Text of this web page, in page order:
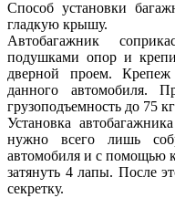
Способ установки
гладкую крышу.
Автобагажник
подушками опор и
дверной проем.
данного автомобиля.
грузоподъемность до 75
Установка
нужно всего лишь
автомобиля и с помощью
затянуть 4 лапы. После
секретку.